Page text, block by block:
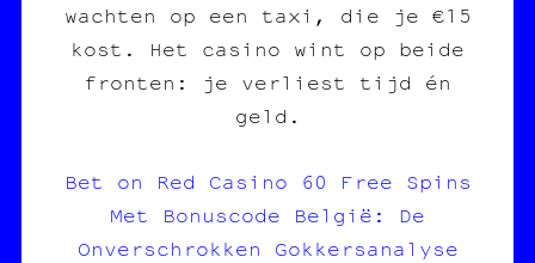
wachten op een taxi, die je €15
kost. Het casino wint op beide
fronten: je verliest tijd én
geld.
Bet on Red Casino 60 Free Spins
Met Bonuscode België: De
Onverschrokken Gokkersanalyse